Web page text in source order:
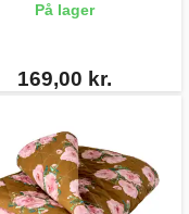
På lager
169,00 kr.